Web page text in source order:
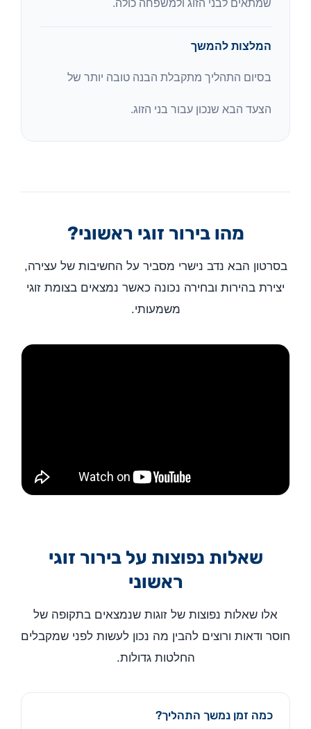
שמתאים לבני הזוג ולמשפחה כולה.
המלצות להמשך
בסיום התהליך מתקבלת הבנה טובה יותר של
הצעד הבא שנכון עבור בני הזוג.
מהו בירור זוגי ראשוני?
בסרטון הבא נדב נישרי מסביר על החשיבות של עצירה,
יצירת בהירות ובחירה נכונה כאשר נמצאים בצומת זוגי
משמעותי.
שאלות נפוצות על בירור זוגי
ראשוני
אלו שאלות נפוצות של זוגות שנמצאים בתקופה של
חוסר ודאות ורוצים להבין מה נכון לעשות לפני שמקבלים
החלטות גדולות.
כמה זמן נמשך התהליך?